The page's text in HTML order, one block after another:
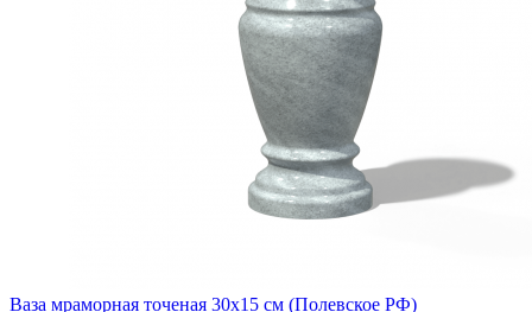
Ваза мраморная точеная 30х15 см (Полевское РФ)